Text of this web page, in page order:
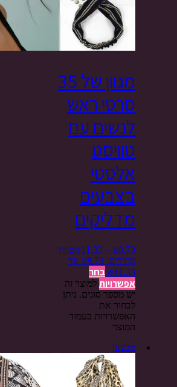
מגוון של 35
סרטי ראש
לנשים עם
טוויסט
אלסטי
בצבעים
מדליקים
₪8.73
–
₪11.33
טווח
מחירים: ⁦₪8.73⁩ עד
בחר
אפשרויות למוצר זה
יש מספר סוגים. ניתן
לבחור את
האפשרויות בעמוד
המוצר
מבצע!